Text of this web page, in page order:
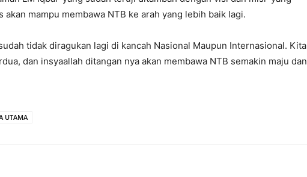
akan mampu membawa NTB ke arah yang lebih baik lagi.
tidak diragukan lagi di kancah Nasional Maupun Internasional. Kita
dan insyaallah ditangan nya akan membawa NTB semakin maju dan
UTAMA